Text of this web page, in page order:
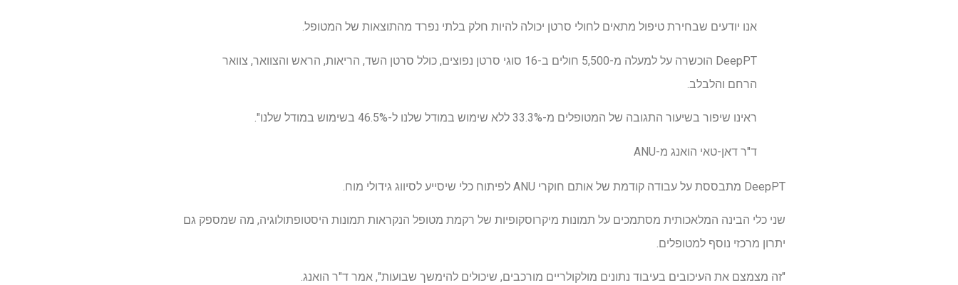
אנו יודעים שבחירת טיפול מתאים לחולי סרטן יכולה להיות חלק בלתי נפרד מהתוצאות של המטופל.
DeepPT הוכשרה על למעלה מ-5,500 חולים ב-16 סוגי סרטן נפוצים, כולל סרטן השד, הריאות, הראש והצוואר, צוואר
הרחם והלבלב.
ראינו שיפור בשיעור התגובה של המטופלים מ-33.3% ללא שימוש במודל שלנו ל-46.5% בשימוש במודל שלנו".
ד"ר דאן-טאי הואנג מ-ANU
DeepPT מתבססת על עבודה קודמת של אותם חוקרי ANU לפיתוח כלי שיסייע לסיווג גידולי מוח.
שני כלי הבינה המלאכותית מסתמכים על תמונות מיקרוסקופיות של רקמת מטופל הנקראות תמונות היסטופתולוגיה, מה שמספק גם
יתרון מרכזי נוסף למטופלים.
"זה מצמצם את העיכובים בעיבוד נתונים מולקולריים מורכבים, שיכולים להימשך שבועות", אמר ד"ר הואנג.